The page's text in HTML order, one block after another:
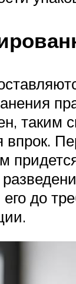
таким
впрок.
до